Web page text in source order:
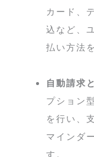
カード、
込など、
払い方法
自動請求
プション
を行い、
マインダ
す。